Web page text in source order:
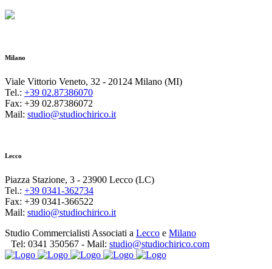
Milano
Viale Vittorio Veneto, 32 - 20124 Milano (MI)
Tel.: +39 02.87386070
Fax: +39 02.87386072
Mail: studio@studiochirico.it
Lecco
Piazza Stazione, 3 - 23900 Lecco (LC)
Tel.: +39 0341-362734
Fax: +39 0341-366522
Mail: studio@studiochirico.it
Studio Commercialisti Associati a Lecco e Milano
Tel: 0341 350567 - Mail: studio@studiochirico.com